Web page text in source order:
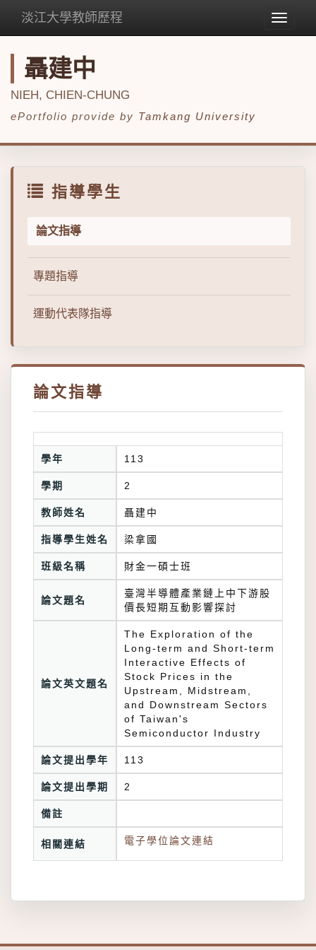
Toggle
淡江大學教師歷程
聶建中
NIEH, CHIEN-CHUNG
ePortfolio provide by Tamkang University
指導學生
論文指導
專題指導
運動代表隊指導
論文指導
學年 113
學期 2
教師姓名 聶建中
指導學生姓名 梁拿國
班級名稱 財金一碩士班
論文題名
臺灣半導體產業鏈上中下游股
價長短期互動影響探討
論文英文題名
The Exploration of the
Long-term and Short-term
Interactive Effects of
Stock Prices in the
Upstream, Midstream,
and Downstream Sectors
of Taiwan's
Semiconductor Industry
論文提出學年 113
論文提出學期 2
備註
相關連結 電子學位論文連結